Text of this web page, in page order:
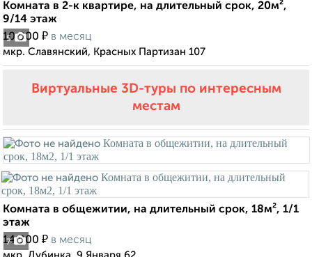
5
Комната в 2-к квартире, на длительный срок, 20м²,
9/14 этаж
10 000 ₽ в месяц
мкр. Славянский, Красных Партизан 107
Виртуальные 3D-туры по интересным
местам
7
Комната в общежитии, на длительный срок, 18м², 1/1
этаж
14 000 ₽ в месяц